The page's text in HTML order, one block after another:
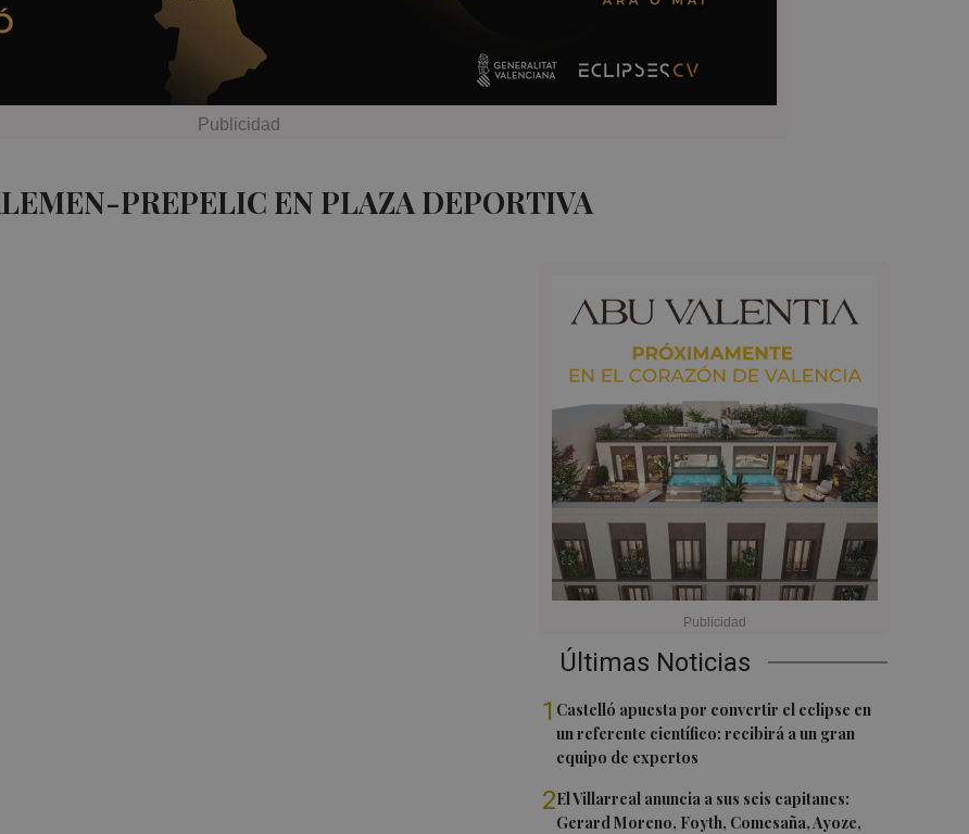
PREPELIC EN PLAZA DEPORTIVA
Últimas Noticias
1 Castelló apuesta por convertir el eclipse en
un referente científico: recibirá a un gran
equipo de expertos
2El Villarreal anuncia a sus seis capitanes:
Gerard Moreno, Foyth, Comesaña, Ayoze,